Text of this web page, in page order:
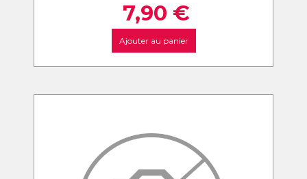
7,90 €
Ajouter au panier